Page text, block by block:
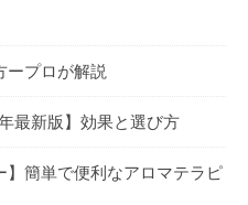
ープロが解説
最新版】効果と選び方
】簡単で便利なアロマテラピ